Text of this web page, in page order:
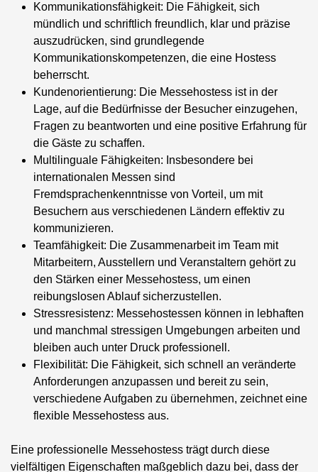
Kommunikationsfähigkeit: Die Fähigkeit, sich
mündlich und schriftlich freundlich, klar und präzise
auszudrücken, sind grundlegende
Kommunikationskompetenzen, die eine Hostess
beherrscht.
Kundenorientierung: Die Messehostess ist in der
Lage, auf die Bedürfnisse der Besucher einzugehen,
Fragen zu beantworten und eine positive Erfahrung für
die Gäste zu schaffen.
Multilinguale Fähigkeiten: Insbesondere bei
internationalen Messen sind
Fremdsprachenkenntnisse von Vorteil, um mit
Besuchern aus verschiedenen Ländern effektiv zu
kommunizieren.
Teamfähigkeit: Die Zusammenarbeit im Team mit
Mitarbeitern, Ausstellern und Veranstaltern gehört zu
den Stärken einer Messehostess, um einen
reibungslosen Ablauf sicherzustellen.
Stressresistenz: Messehostessen können in lebhaften
und manchmal stressigen Umgebungen arbeiten und
bleiben auch unter Druck professionell.
Flexibilität: Die Fähigkeit, sich schnell an veränderte
Anforderungen anzupassen und bereit zu sein,
verschiedene Aufgaben zu übernehmen, zeichnet eine
flexible Messehostess aus.
Eine professionelle Messehostess trägt durch diese
vielfältigen Eigenschaften maßgeblich dazu bei, dass der